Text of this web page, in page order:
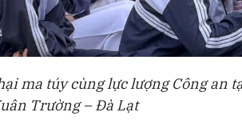
ma túy cùng lực lượng Công an
Trường – Đà Lạt